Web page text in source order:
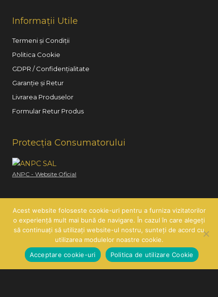
Informații Utile
Termeni și Condiții
Politica Cookie
GDPR / Confidențialitate
Garanție și Retur
Livrarea Produselor
Formular Retur Produs
Protecția Consumatorului
ANPC - Website Oficial
Copyright © 2026Hair Line| SC HAIR LINE SRL | CUI:
RO21260585 | J26/419/2007
Acest website foloseste cookie-uri pentru a furniza vizitatorilor
o experiență mult mai bună de navigare. În cazul în care alegeți
să continuați să utilizați website-ul nostru, sunteți de acord cu
utilizarea modulelor noastre cookie.
Acceptare cookie-uri
Politica de utilizare Cookie